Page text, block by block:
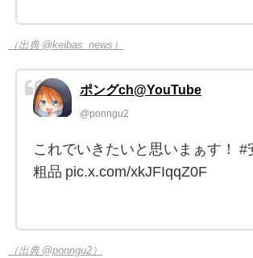
（出典 @keibas_news）
ポングch@YouTube
@ponngu2
これでいきたいと思いまぁす！ #
粗品 pic.x.com/xkJFIqqZ0F
（出典 @ponngu2）